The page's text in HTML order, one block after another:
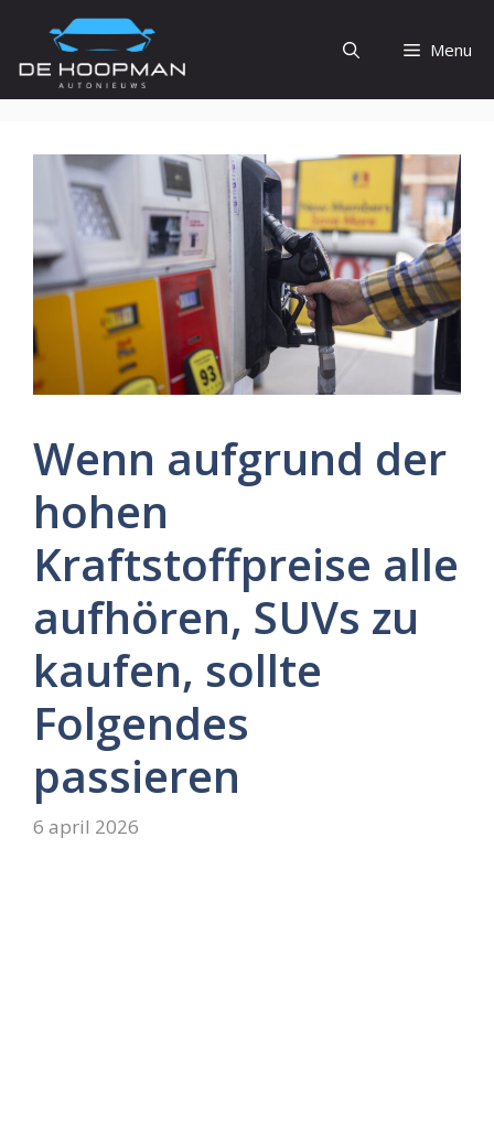
de
inhoud
Menu
Wenn aufgrund der
hohen
Kraftstoffpreise alle
aufhören, SUVs zu
kaufen, sollte
Folgendes
passieren
6 april 2026